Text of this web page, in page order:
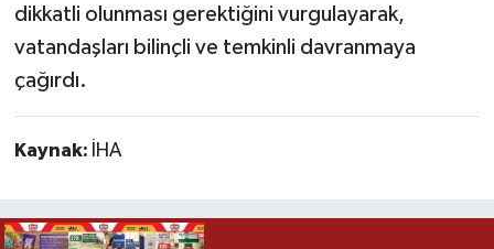
dikkatli olunması gerektiğini vurgulayarak,
vatandaşları bilinçli ve temkinli davranmaya
çağırdı.
Kaynak: İHA